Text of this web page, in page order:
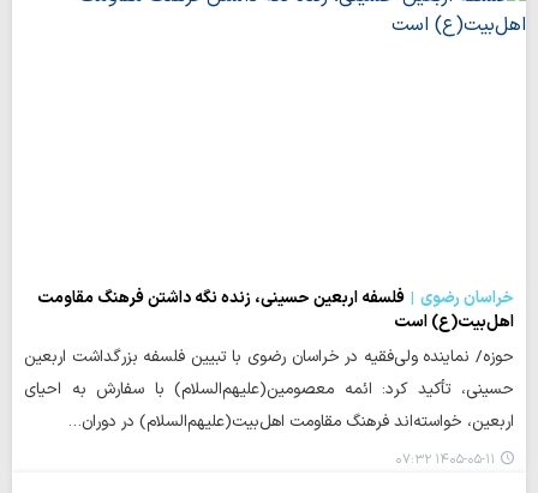
خراسان رضوی
فلسفه اربعین حسینی، زنده نگه داشتن فرهنگ مقاومت
اهل‌بیت(ع) است
حوزه/ نماینده ولی‌فقیه در خراسان رضوی با تبیین فلسفه بزرگداشت اربعین
حسینی، تأکید کرد: ائمه معصومین(علیهم‌السلام) با سفارش به احیای
اربعین، خواسته‌اند فرهنگ مقاومت اهل‌بیت(علیهم‌السلام) در دوران…
۱۴۰۵-۰۵-۱۱ ۰۷:۳۲